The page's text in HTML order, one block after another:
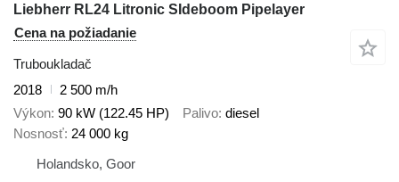
Liebherr RL24 Litronic SIdeboom Pipelayer
Cena na požiadanie
Truboukladač
2018
2 500 m/h
Výkon 90 kW (122.45 HP) Palivo diesel
Nosnosť 24 000 kg
Holandsko, Goor